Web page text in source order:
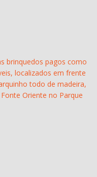
brinquedos pagos como
localizados em frente
todo de madeira,
Oriente no Parque